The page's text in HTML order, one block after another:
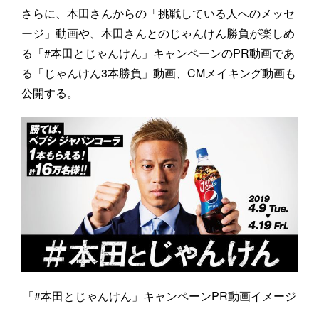
さらに、本田さんからの「挑戦している人へのメッセ
ージ」動画や、本田さんとのじゃんけん勝負が楽しめ
る「#本田とじゃんけん」キャンペーンのPR動画であ
る「じゃんけん3本勝負」動画、CMメイキング動画も
公開する。
「#本田とじゃんけん」キャンペーンPR動画イメージ